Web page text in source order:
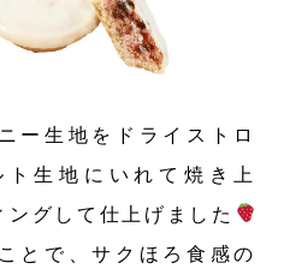
ー生地をドライストロ
生地にいれて焼き上
グして仕上げました
とで、サクほろ食感の